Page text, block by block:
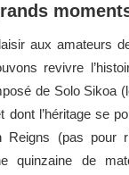
aux amateurs
revivre
de Solo Sikoa
dont l’héritage se
Reigns (pas pour
quinzaine de